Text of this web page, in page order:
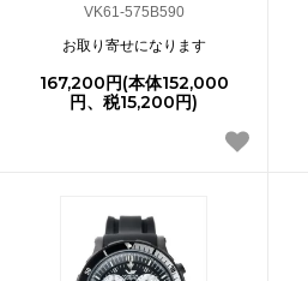
VK61-575B590
お取り寄せになります
167,200円(本体152,000
円、税15,200円)